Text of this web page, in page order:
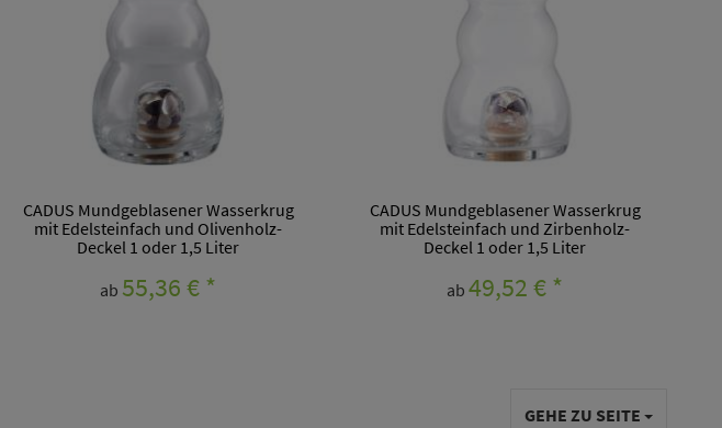
CADUS Mundgeblasener Wasserkrug
mit Edelsteinfach und Olivenholz-
Deckel 1 oder 1,5 Liter
ab 55,36 €*
CADUS Mundgeblasener Wasserkrug
mit Edelsteinfach und Zirbenholz-
Deckel 1 oder 1,5 Liter
ab 49,52 €*
GEHE ZU SEITE